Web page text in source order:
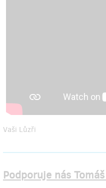
Vaši Lůzři
Podporuje nás